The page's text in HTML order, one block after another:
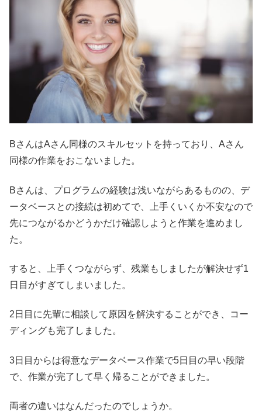
BさんはAさん同様のスキルセットを持っており、Aさん
同様の作業をおこないました。
Bさんは、プログラムの経験は浅いながらあるものの、 デ
ータベースとの接続は初めてで、
上手くいくか不安なので
先につながるかどうかだけ確認しようと作業を進めまし
た。
すると、上手くつながらず、残業もしましたが解決せず1
日目がすぎてしまいました。
2日目に先輩に相談して原因を解決することができ、
コー
ディングも完了しました。
3日目からは得意なデータベース作業で5日目の早い段階
で、 作業が完了して早く帰ることができました。
両者の違いはなんだったのでしょうか。